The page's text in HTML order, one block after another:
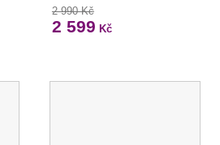
2 990 Kč
2 599 Kč